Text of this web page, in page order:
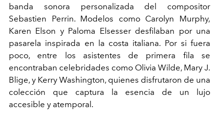
banda sonora personalizada del compositor
Sebastien Perrin. Modelos como Carolyn Murphy,
Karen Elson y Paloma Elsesser desfilaban por una
pasarela inspirada en la costa italiana. Por si fuera
poco, entre los asistentes de primera fila se
encontraban celebridades como Olivia Wilde, Mary J.
Blige, y Kerry Washington, quienes disfrutaron de una
colección que captura la esencia de un lujo
accesible y atemporal.